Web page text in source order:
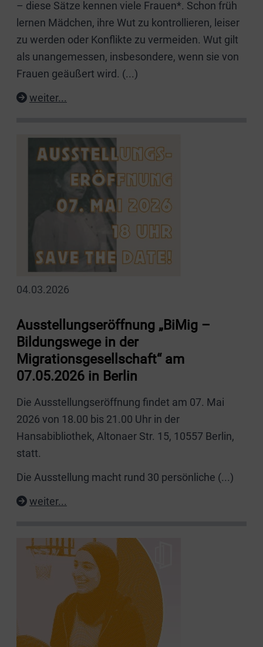
– diese Sätze kennen viele Frauen*. Schon früh
lernen Mädchen, ihre Wut zu kontrollieren, leiser
zu werden oder Konflikte zu vermeiden. Wut gilt
als unangemessen, insbesondere, wenn sie von
Frauen geäußert wird. (...)
weiter...
04.03.2026
Ausstellungseröffnung „BiMig –
Bildungswege in der
Migrationsgesellschaft“ am
07.05.2026 in Berlin
Die Ausstellungseröffnung findet am 07. Mai
2026 von 18.00 bis 21.00 Uhr in der
Hansabibliothek, Altonaer Str. 15, 10557 Berlin,
statt.
Die Ausstellung macht rund 30 persönliche (...)
weiter...